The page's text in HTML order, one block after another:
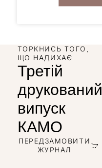
ТОРКНИСЬ ТОГО,
ЩО НАДИХАЄ
Третій
друкований
випуск
КАМО
ПЕРЕДЗАМОВИТИ
ЖУРНАЛ